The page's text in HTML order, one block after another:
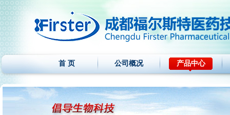
首 页 公司概况 产品中心